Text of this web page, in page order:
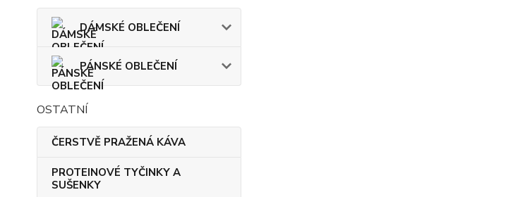
DÁMSKÉ OBLEČENÍ
PÁNSKÉ OBLEČENÍ
OSTATNÍ
ČERSTVĚ PRAŽENÁ KÁVA
PROTEINOVÉ TYČINKY A
SUŠENKY